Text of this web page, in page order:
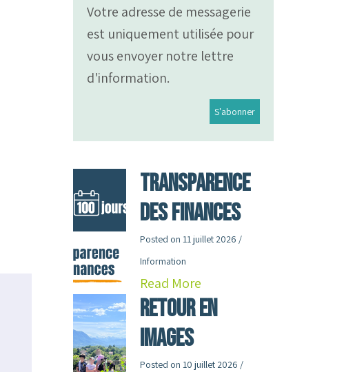
Votre adresse de messagerie
est uniquement utilisée pour
vous envoyer notre lettre
d'information.
Transparence
des finances
Posted on 11 juillet 2026 /
Information
Read More
RETOUR en
images
Posted on 10 juillet 2026 /